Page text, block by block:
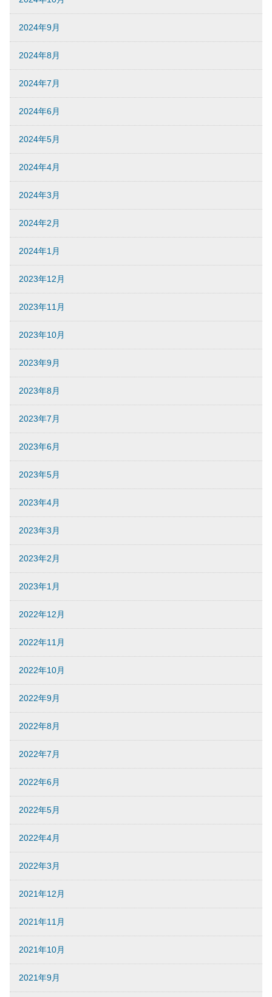
2024年9月
2024年8月
2024年7月
2024年6月
2024年5月
2024年4月
2024年3月
2024年2月
2024年1月
2023年12月
2023年11月
2023年10月
2023年9月
2023年8月
2023年7月
2023年6月
2023年5月
2023年4月
2023年3月
2023年2月
2023年1月
2022年12月
2022年11月
2022年10月
2022年9月
2022年8月
2022年7月
2022年6月
2022年5月
2022年4月
2022年3月
2021年12月
2021年11月
2021年10月
2021年9月